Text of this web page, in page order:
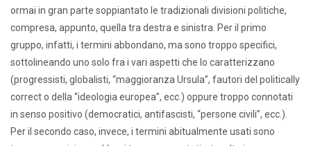
ormai in gran parte soppiantato le tradizionali divisioni politiche,
compresa, appunto, quella tra destra e sinistra. Per il primo
gruppo, infatti, i termini abbondano, ma sono troppo specifici,
sottolineando uno solo fra i vari aspetti che lo caratterizzano
(progressisti, globalisti, “maggioranza Ursula”, fautori del politically
correct o della “ideologia europea”, ecc.) oppure troppo connotati
in senso positivo (democratici, antifascisti, “persone civili”, ecc.).
Per il secondo caso, invece, i termini abitualmente usati sono